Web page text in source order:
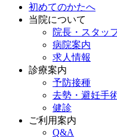
初めてのかたへ
当院について
院長・スタッ
病院案内
求人情報
診療案内
予防接種
去勢・避妊手
健診
ご利用案内
Q&A